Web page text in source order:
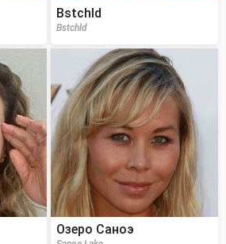
Bstchld
Bstchld
Озеро Саноэ